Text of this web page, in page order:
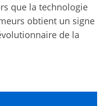
que la technologie
obtient un signe
de la